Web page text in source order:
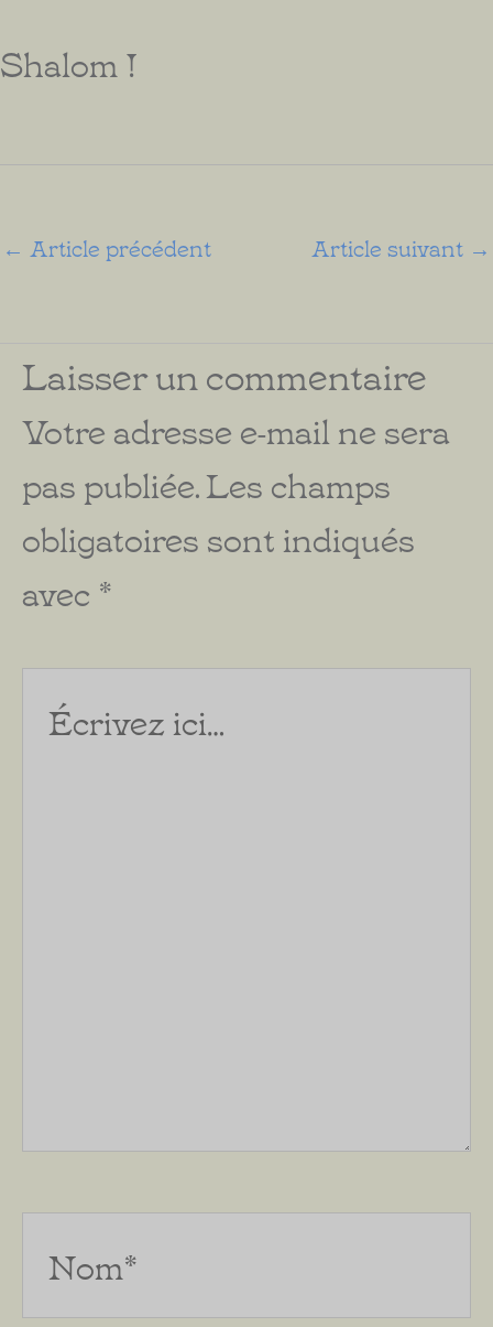
Shalom !
← Article précédent Article suivant →
Laisser un commentaire
Votre adresse e-mail ne sera
pas publiée.Les champs
obligatoires sont indiqués
avec *
Écrivez
ici…